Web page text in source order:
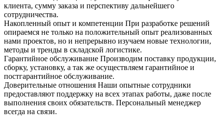
клиента, сумму заказа и перспективу дальнейшего
сотрудничества.
Накопленный опыт и компетенции При разработке решений
опираемся не только на положительный опыт реализованных
нами проектов, но и непрерывно изучаем новые технологии,
методы и тренды в складской логистике.
Гарантийное обслуживание Производим поставку продукции,
сборку, установку, а так же осуществляем гарантийное и
постгарантийное обслуживание.
Доверительные отношения Наши опытные сотрудники
предоставляют поддержку на всех этапах работы, даже после
выполнения своих обязательств. Персональный менеджер
всегда на связи.